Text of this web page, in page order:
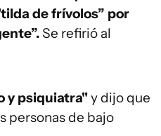
de frívolos” por
Se refirió al
y psiquiatra"y dijo que
personas de bajo